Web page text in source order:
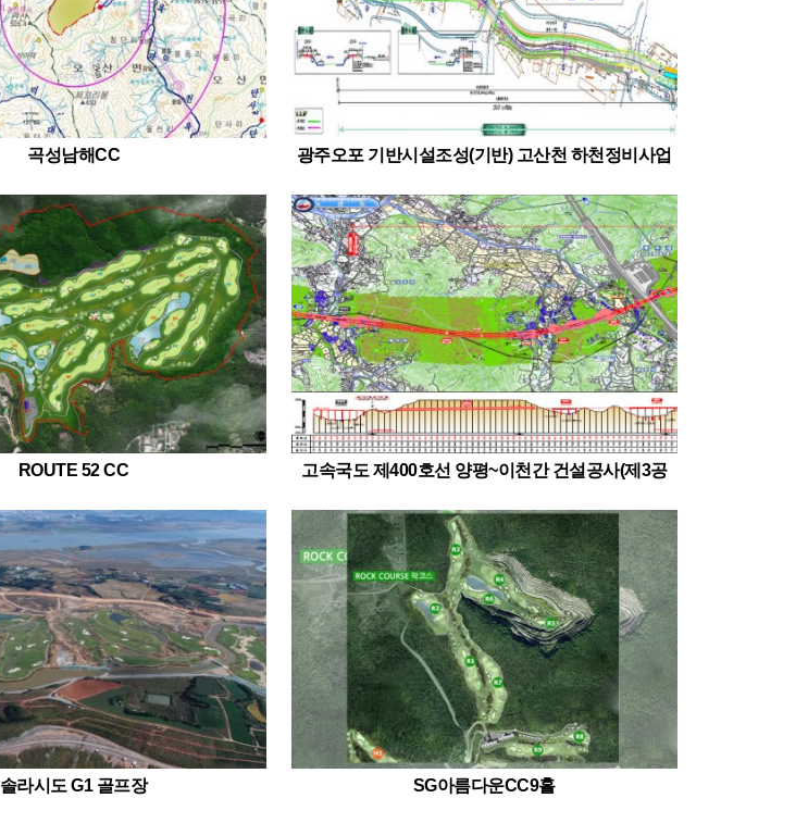
곡성남해CC 광주오포 기반시설조성(기반) 고산천 하천정비사업
ROUTE 52 CC
고속국도 제400호선 양평~이천간 건설공사(제3공
솔라시도 G1 골프장 SG아름다운CC9홀